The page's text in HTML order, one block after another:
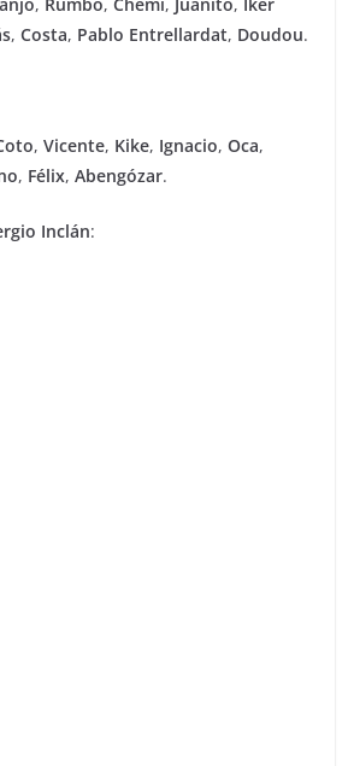
, Costa, Pablo Entrellardat, Doudou.
, Vicente, Kike, Ignacio, Oca,
, Félix, Abengózar.
Inclán: